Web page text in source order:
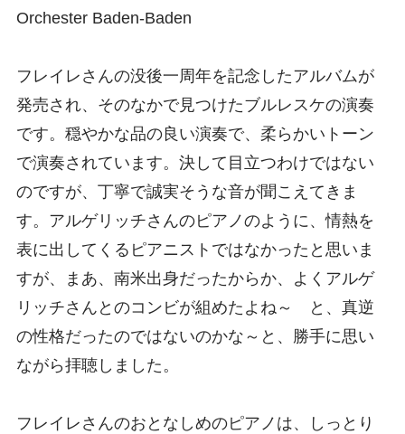
Orchester Baden-Baden
フレイレさんの没後一周年を記念したアルバムが
発売され、そのなかで見つけたブルレスケの演奏
です。穏やかな品の良い演奏で、柔らかいトーン
で演奏されています。決して目立つわけではない
のですが、丁寧で誠実そうな音が聞こえてきま
す。アルゲリッチさんのピアノのように、情熱を
表に出してくるピアニストではなかったと思いま
すが、まあ、南米出身だったからか、よくアルゲ
リッチさんとのコンビが組めたよね～ と、真逆
の性格だったのではないのかな～と、勝手に思い
ながら拝聴しました。
フレイレさんのおとなしめのピアノは、しっとり